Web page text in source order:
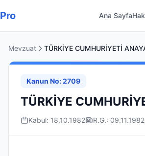
Pro Ana Sayfa
Mevzuat TÜRKİYE CUMHURİYETİ
Kanun No: 2709
TÜRKİYE
Kabul: 18.10.1982 R.G.: 09.11.1982